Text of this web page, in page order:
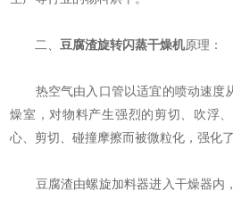
二、豆腐渣旋转闪蒸干燥机原理：
热空气由入口管以适宜的喷动速度
燥室，对物料产生强烈的剪切、吹浮
心、剪切、碰撞摩擦而被微粒化，强化了
豆腐渣由螺旋加料器进入干燥器内